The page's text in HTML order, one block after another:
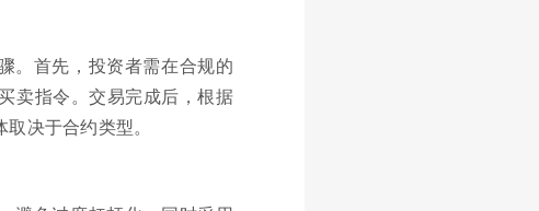
。首先，投资者需在合规的
卖指令。交易完成后，根据
决于合约类型。